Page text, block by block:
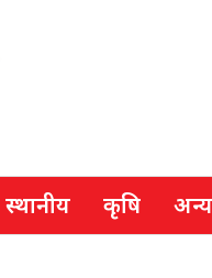
स्थानीय कृषि अन्य